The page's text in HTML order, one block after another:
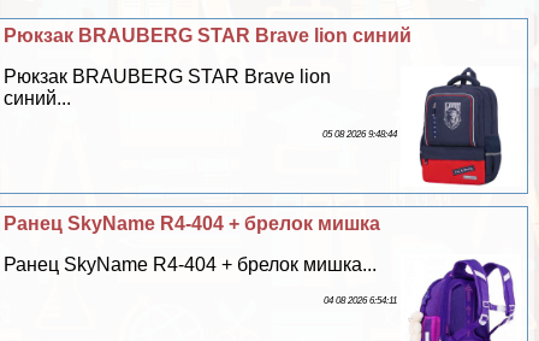
Рюкзак BRAUBERG STAR Brave lion синий
Рюкзак BRAUBERG STAR Brave lion
синий...
05 08 2026 9:48:44
Ранец SkyName R4-404 + брелок мишка
Ранец SkyName R4-404 + брелок мишка...
04 08 2026 6:54:11